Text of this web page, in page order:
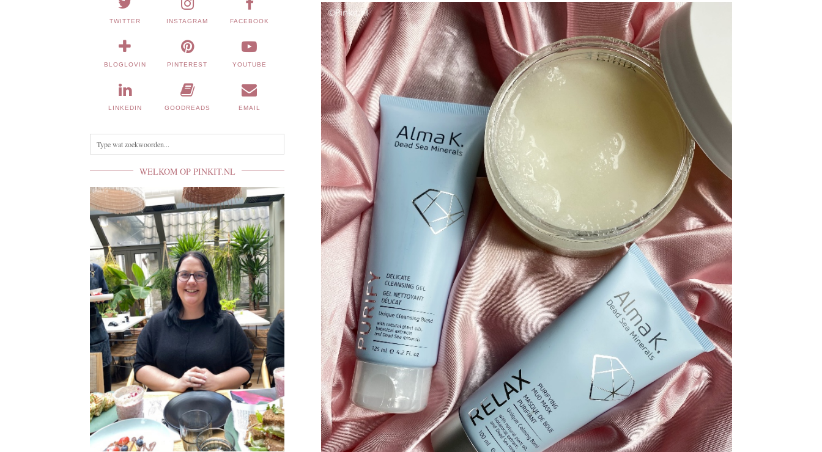
TWITTER INSTAGRAM FACEBOOK
BLOGLOVIN PINTEREST YOUTUBE
LINKEDIN GOODREADS EMAIL
WELKOM OP PINKIT.NL